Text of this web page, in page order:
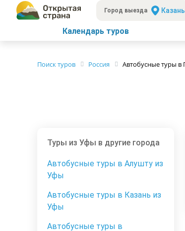
Город выезда Казань
Календарь туров
Поиск туров Россия Автобусные туры в
Туры из Уфы в другие города
Автобусные туры в Алушту из
Уфы
Автобусные туры в Казань из
Уфы
Автобусные туры в